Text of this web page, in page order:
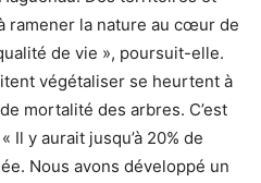
ramener la nature au cœur de
de vie », poursuit-elle.
végétaliser se heurtent à
mortalité des arbres. C’est
Il y aurait jusqu’à 20% de
Nous avons développé un